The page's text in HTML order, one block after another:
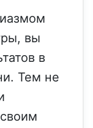
вы
в
Тем не